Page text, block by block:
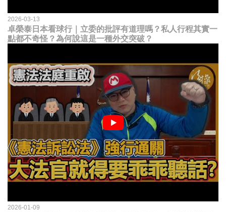
2026-03-13
卓榮泰日本看球行｜立委的批評有道理嗎？私人行程其實一
點都不奇怪？為何說這是一種外交突破？
2026-01-09